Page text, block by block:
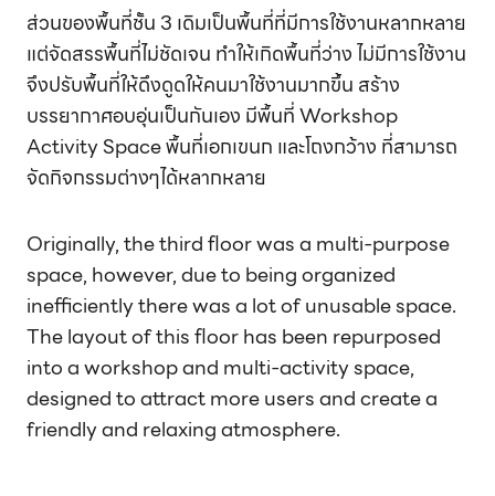
ส่วนของพื้นที่ชั้น 3 เดิมเป็นพื้นที่ที่มีการใช้งานหลากหลาย
แต่จัดสรรพื้นที่ไม่ชัดเจน ทำให้เกิดพื้นที่ว่าง ไม่มีการใช้งาน
จึงปรับพื้นที่ให้ดึงดูดให้คนมาใช้งานมากขึ้น สร้าง
บรรยากาศอบอุ่นเป็นกันเอง มีพื้นที่ Workshop
Activity Space พื้นที่เอกเขนก และโถงกว้าง ที่สามารถ
จัดกิจกรรมต่างๆได้หลากหลาย
Originally, the third floor was a multi-purpose
space, however, due to being organized
inefficiently there was a lot of unusable space.
The layout of this floor has been repurposed
into a workshop and multi-activity space,
designed to attract more users and create a
friendly and relaxing atmosphere.